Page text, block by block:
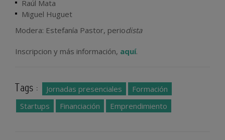
Raúl Mata
Miguel Huguet
Modera: Estefanía Pastor, periodista
Inscripcion y más información, aquí.
Tags : Jornadas presenciales
Formación
Startups
Financiación Emprendimiento